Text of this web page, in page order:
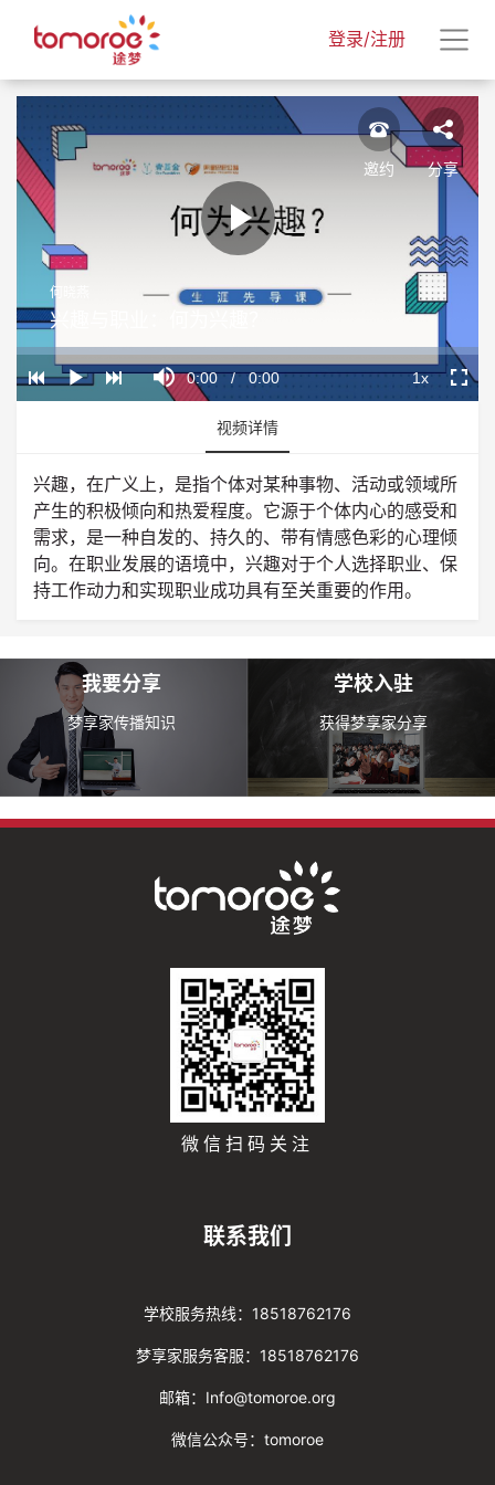
登录/注册
Play
Play
Mute
Current
Time
0:00 / Duration
0:00
Loaded:
0%
Progress:
0%
Playback
Rate
1x
何晓燕
兴趣与职业：何为兴趣？
邀约 分享
视频详情
兴趣，在广义上，是指个体对某种事物、活动或领域所
产生的积极倾向和热爱程度。它源于个体内心的感受和
需求，是一种自发的、持久的、带有情感色彩的心理倾
向。在职业发展的语境中，兴趣对于个人选择职业、保
持工作动力和实现职业成功具有至关重要的作用。
我要分享
梦享家传播知识
学校入驻
获得梦享家分享
微信扫码关注
联系我们
学校服务热线：18518762176
梦享家服务客服：18518762176
邮箱：Info@tomoroe.org
微信公众号：tomoroe